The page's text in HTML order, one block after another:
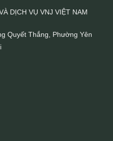
DỊCH VỤ VNJ VIỆT NAM
Quyết Thắng, Phường Yên